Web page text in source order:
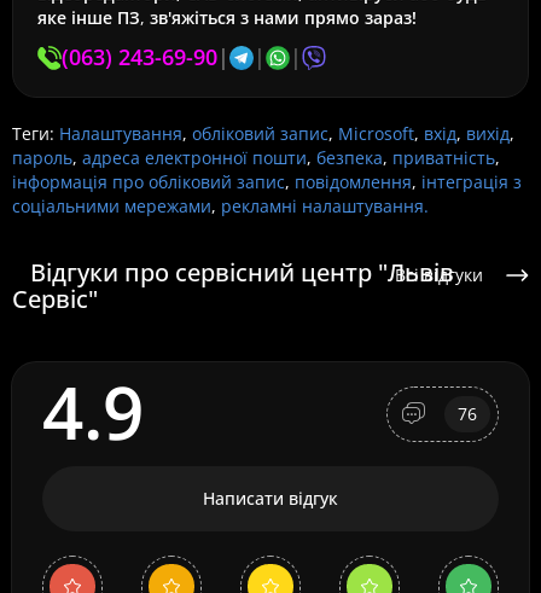
яке інше ПЗ, зв'яжіться з нами прямо зараз!
(063) 243-69-90| | |
Теги: Налаштування, обліковий запис, Microsoft, вхід, вихід,
пароль, адреса електронної пошти, безпека, приватність,
інформація про обліковий запис, повідомлення, інтеграція з
соціальними мережами, рекламні налаштування.
Відгуки про сервісний центр "Львів
Сервіс"
Всі відгуки
4.9 76
Написати відгук